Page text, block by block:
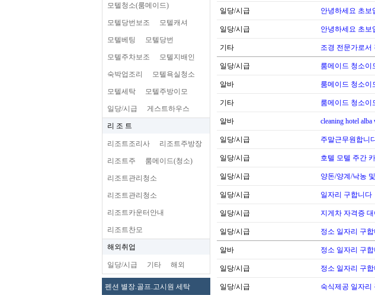
모텔청소(룸메이드)
모텔당번보조 모텔캐셔
모텔베팅 모텔당번
모텔주차보조 모텔지배인
숙박업조리 모텔욕실청소
모텔세탁 모텔주방이모
일당/시급 게스트하우스
리 조 트
리조트조리사 리조트주방장
리조트주 룸메이드(청소)
리조트관리청소
리조트관리청소
리조트카운터안내
리조트찬모
해외취업
일당/시급 기타 해외
펜션 별장.골프.고시원 세탁
일당/시급 안녕하세요 초보
일당/시급 안녕하세요 초보
기타 조경 전문가로서
일당/시급 룸메이드 청소이
알바 룸메이드 청소이
기타 룸메이드 청소이
알바 cleaning hotel alba
일당/시급 주말근무원합니
일당/시급 호텔 모텔 주간
일당/시급 양돈/양계/낙농
일당/시급 일자리 구합니다
일당/시급 지게차 자격증
일당/시급 정소 일자리 구합
알바 정소 일자리 구합
일당/시급 정소 일자리 구합
일당/시급 숙식제공 일자리